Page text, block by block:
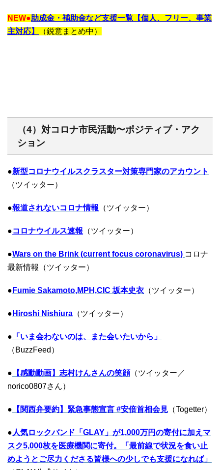
NEW●助成金・補助金など支援一覧【個人、フリー、事業
主対応】
（鋭意まとめ中）
（4）対コロナ市民活動〜ポジティブ・アク
ション
●新型コロナウイルスクラスター対策専門家のアカウント
（ツイッター）
●報道されないコロナ情報 （ツイッター）
●コロナウイルス速報 （ツイッター）
●Wars on the Brink (current focus coronavirus) コロナ
最新情報（ツイッター）
● Fumie Sakamoto,MPH,CIC 坂本史衣 （ツイッター）
● Hiroshi Nishiura （ツイッター）
● 「いま会わないのは、また会いたいから」
（BuzzFeed）
● 【感動動画】志村けんさんの笑顔（ツイッター／
norico0807さん）
● 【関西弁要約】緊急事態宣言 #安倍首相会見 （Togetter）
● 人気ロックバンド「GLAY」が1,000万円の寄付に加えマ
スク5,000枚を医療機関に寄付。「最前線で状況を食い止
めようとご尽力くださる皆様への少しでも支援になれば」